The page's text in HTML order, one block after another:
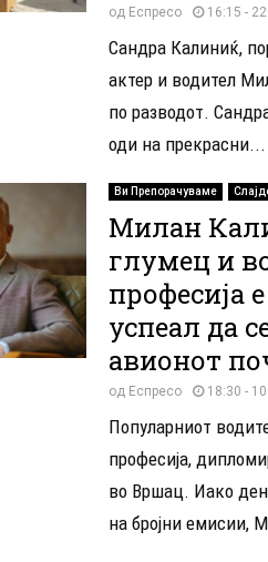
од Еспресо 16:15 -
Сандра Калиниќ,
актер и водител
по разводот.
оди на прекрасни...
Ви Препорачуваме
Милан
глумец и
професија
успеал да
авионот
од Еспресо 18:30 -
Популарниот
професија,
во Вршац. Иако
на бројни емисии,